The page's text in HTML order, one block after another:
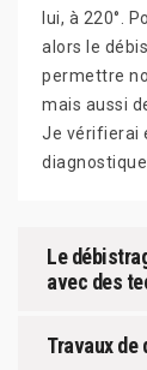
lui, à 220°.
alors le
permettre
mais aussi
Je vérifierai
Le
avec des
Travaux de